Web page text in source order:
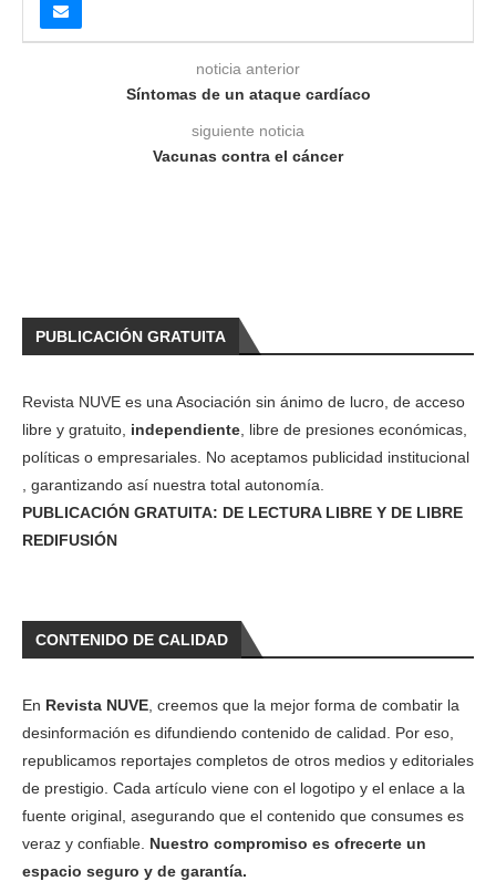
noticia anterior
Síntomas de un ataque cardíaco
siguiente noticia
Vacunas contra el cáncer
PUBLICACIÓN GRATUITA
Revista NUVE es una Asociación sin ánimo de lucro, de acceso
libre y gratuito, independiente , libre de presiones económicas,
políticas o empresariales. No aceptamos publicidad institucional
, garantizando así nuestra total autonomía.
PUBLICACIÓN GRATUITA: DE LECTURA LIBRE Y DE LIBRE
REDIFUSIÓN
CONTENIDO DE CALIDAD
En Revista NUVE , creemos que la mejor forma de combatir la
desinformación es difundiendo contenido de calidad. Por eso,
republicamos reportajes completos de otros medios y editoriales
de prestigio. Cada artículo viene con el logotipo y el enlace a la
fuente original, asegurando que el contenido que consumes es
veraz y confiable. Nuestro compromiso es ofrecerte un
espacio seguro y de garantía.